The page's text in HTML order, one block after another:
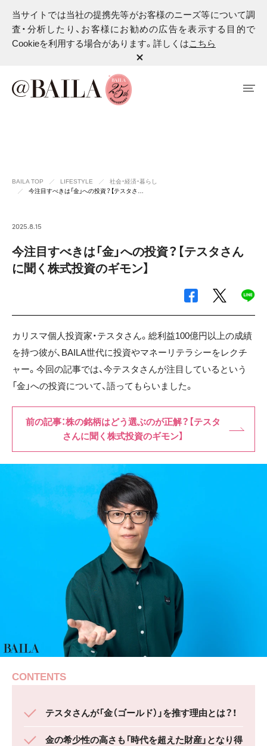
当サイトでは当社の提携先等がお客様のニーズ等について調
査・分析したり、お客様にお勧めの広告を表示する目的で
Cookieを利用する場合があります。詳しくはこちら
BAILA TOP LIFESTYLE
社会・経済・暮らし
今注目すべきは「金」への投資？【テスタさ…
2025.8.15
今注目すべきは「金」への投資？【テスタさん
に聞く株式投資のギモン】
カリスマ個人投資家・テスタさん。総利益100億円以上の成績
を持つ彼が、BAILA世代に投資やマネーリテラシーをレクチ
ャー。今回の記事では、今テスタさんが注目しているという
「金」への投資について、語ってもらいました。
前の記事：株の銘柄はどう選ぶのが正解？【テスタ
さんに聞く株式投資のギモン】
CONTENTS
テスタさんが「金（ゴールド）」を推す理由とは？！
金の希少性の高さも「時代を超えた財産」となり得